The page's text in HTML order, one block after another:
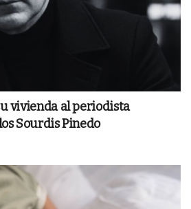
vivienda al periodista
Sourdis Pinedo